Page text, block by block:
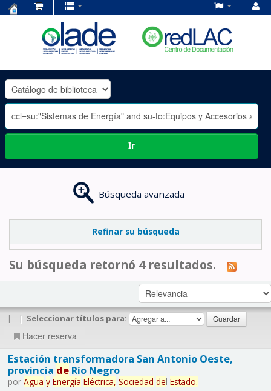
OLADE
-
Ir
Búsqueda avanzada
Refinar su búsqueda
Su búsqueda retornó 4 resultados.
| | Seleccionar títulos para:
Hacer reserva
Estación transformadora San Antonio Oeste,
provincia deRío Negro
por Agua y Energía Eléctrica, Sociedad del Estado.